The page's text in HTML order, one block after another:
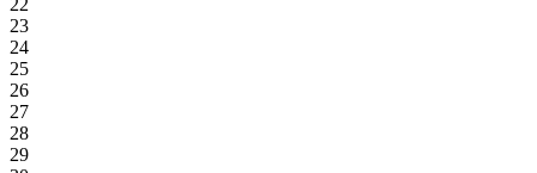
22
23
24
25
26
27
28
29